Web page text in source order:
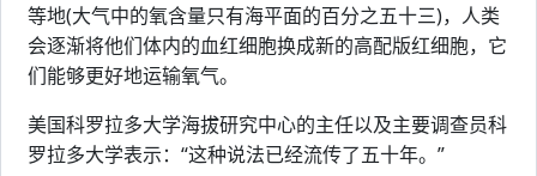
等地(大气中的氧含量只有海平面的百分之五十三)，人类
会逐渐将他们体内的血红细胞换成新的高配版红细胞，它
们能够更好地运输氧气。
美国科罗拉多大学海拔研究中心的主任以及主要调查员科
罗拉多大学表示：“这种说法已经流传了五十年。”